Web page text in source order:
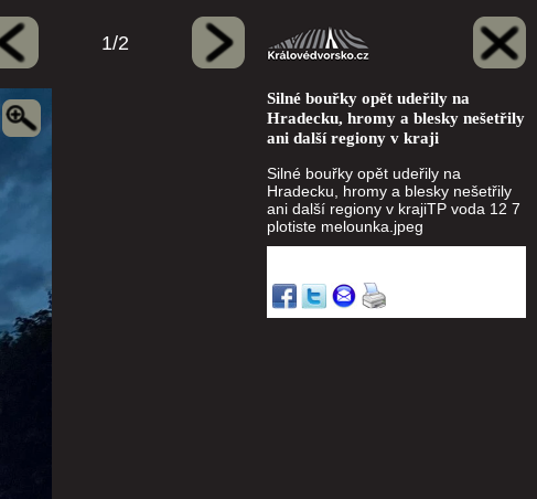
1/2
Silné bouřky opět udeřily na
Hradecku, hromy a blesky nešetřily
ani další regiony v kraji
Silné bouřky opět udeřily na
Hradecku, hromy a blesky nešetřily
ani další regiony v krajiTP voda 12 7
plotiste melounka.jpeg